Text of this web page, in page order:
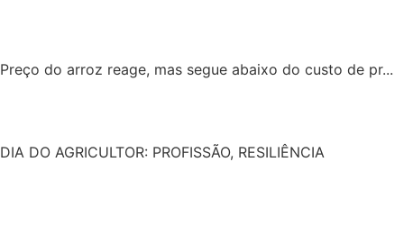
Preço do arroz reage, mas segue abaixo do custo de pr...
DIA DO AGRICULTOR: PROFISSÃO, RESILIÊNCIA